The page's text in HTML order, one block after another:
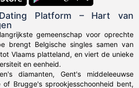
Platform – Hart van
gemeenschap voor oprechte
brengt Belgische singles samen van
Vlaams platteland, en viert de unieke
en eenheid.
diamanten, Gent's middeleeuwse
of Brugge's sprookjesschoonheid bent,